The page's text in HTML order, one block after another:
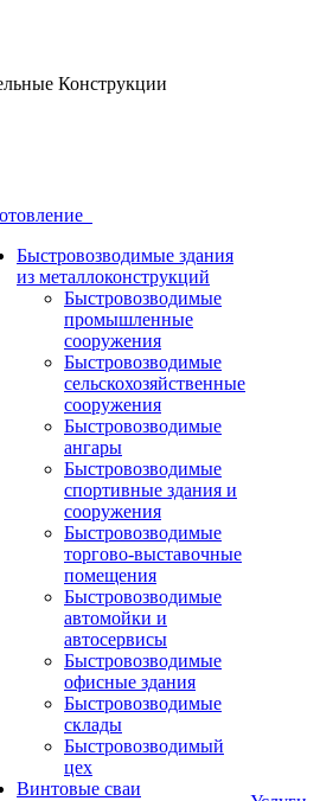
Конструкции
Быстровозводимые здания
из металлоконструкций
Быстровозводимые
промышленные
сооружения
Быстровозводимые
сельскохозяйственные
сооружения
Быстровозводимые
ангары
Быстровозводимые
спортивные здания и
сооружения
Быстровозводимые
торгово-выставочные
помещения
Быстровозводимые
автомойки и
автосервисы
Быстровозводимые
офисные здания
Быстровозводимые
склады
Быстровозводимый
цех
Винтовые сваи